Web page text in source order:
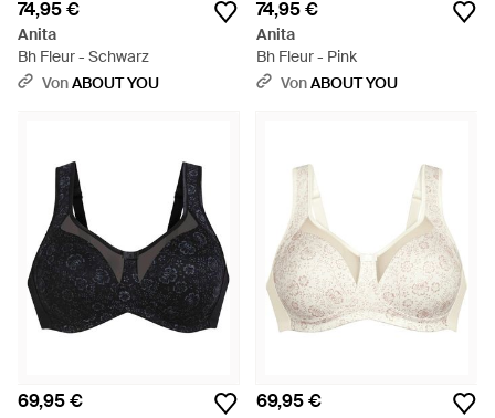
74,95 €
Anita
Bh Fleur - Schwarz
VonABOUT YOU
74,95 €
Anita
Bh Fleur - Pink
VonABOUT YOU
69,95 € 69,95 €